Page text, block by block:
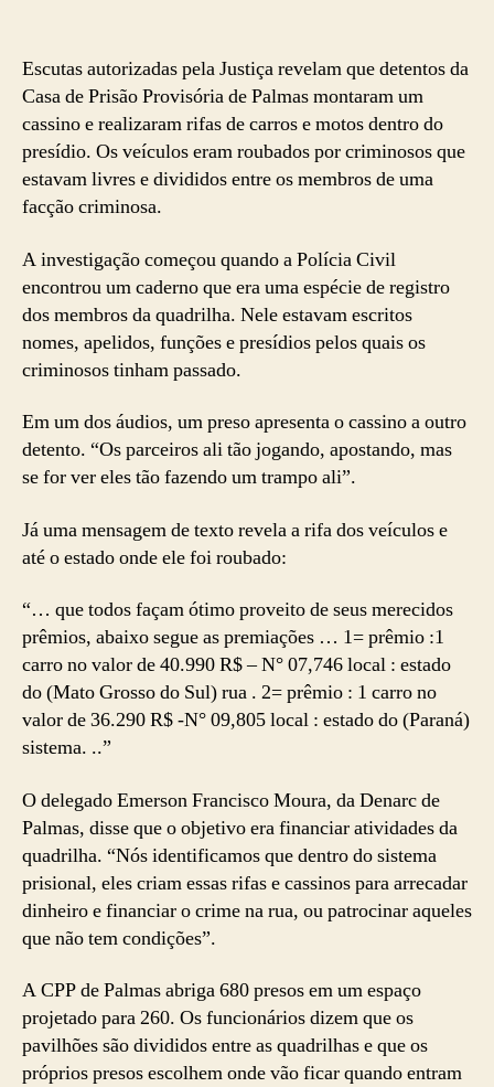
Escutas autorizadas pela Justiça revelam que detentos da
Casa de Prisão Provisória de Palmas montaram um
cassino e realizaram rifas de carros e motos dentro do
presídio. Os veículos eram roubados por criminosos que
estavam livres e divididos entre os membros de uma
facção criminosa.
A investigação começou quando a Polícia Civil
encontrou um caderno que era uma espécie de registro
dos membros da quadrilha. Nele estavam escritos
nomes, apelidos, funções e presídios pelos quais os
criminosos tinham passado.
Em um dos áudios, um preso apresenta o cassino a outro
detento. “Os parceiros ali tão jogando, apostando, mas
se for ver eles tão fazendo um trampo ali”.
Já uma mensagem de texto revela a rifa dos veículos e
até o estado onde ele foi roubado:
“… que todos façam ótimo proveito de seus merecidos
prêmios, abaixo segue as premiações … 1= prêmio :1
carro no valor de 40.990 R$ – N° 07,746 local : estado
do (Mato Grosso do Sul) rua . 2= prêmio : 1 carro no
valor de 36.290 R$ -N° 09,805 local : estado do (Paraná)
sistema. ..”
O delegado Emerson Francisco Moura, da Denarc de
Palmas, disse que o objetivo era financiar atividades da
quadrilha. “Nós identificamos que dentro do sistema
prisional, eles criam essas rifas e cassinos para arrecadar
dinheiro e financiar o crime na rua, ou patrocinar aqueles
que não tem condições”.
A CPP de Palmas abriga 680 presos em um espaço
projetado para 260. Os funcionários dizem que os
pavilhões são divididos entre as quadrilhas e que os
próprios presos escolhem onde vão ficar quando entram